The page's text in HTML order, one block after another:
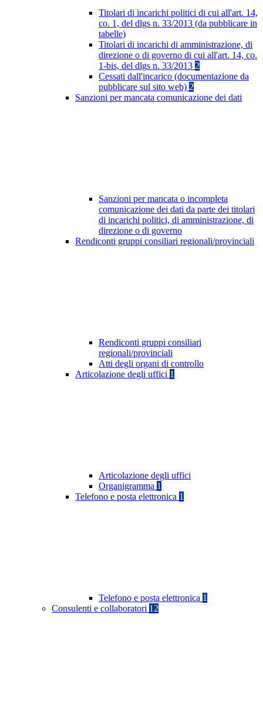
Titolari di incarichi politici di cui all'art. 14,
co. 1, del dlgs n. 33/2013 (da pubblicare in
tabelle)
Titolari di incarichi di amministrazione, di
direzione o di governo di cui all'art. 14, co.
1-bis, del dlgs n. 33/2013 2
Cessati dall'incarico (documentazione da
pubblicare sul sito web) 2
Sanzioni per mancata comunicazione dei dati
Sanzioni per mancata o incompleta
comunicazione dei dati da parte dei titolari
di incarichi politici, di amministrazione, di
direzione o di governo
Rendiconti gruppi consiliari regionali/provinciali
Rendiconti gruppi consiliari
regionali/provinciali
Atti degli organi di controllo
Articolazione degli uffici 1
Articolazione degli uffici
Organigramma 1
Telefono e posta elettronica 1
Telefono e posta elettronica 1
Consulenti e collaboratori 12